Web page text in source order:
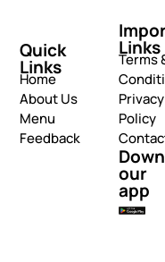
Quick
Links
Home
About Us
Menu
Feedback
Links
Terms
Privacy
Policy
our
app